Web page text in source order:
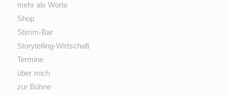
mehr als Worte
Shop
Stimm-Bar
Storytelling-Wirtschaft
Termine
über mich
zur Bühne